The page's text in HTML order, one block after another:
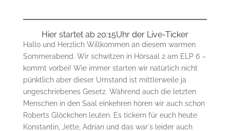
Hier startet ab 20:15Uhr der Live-Ticker
Hallo und Herzlich Willkommen an diesem warmen
Sommerabend. Wir schwitzen in Hörsaal 2 am ELP 6 –
kommt vorbei! Wie immer starten wir natürlich nicht
pünktlich aber dieser Umstand ist mittlerweile ja
ungeschriebenes Gesetz. Während auch die letzten
Menschen in den Saal einkehren hören wir auch schon
Roberts Glöckchen leuten. Es tickern für euch heute
Konstantin, Jette, Adrian und das war´s leider auch